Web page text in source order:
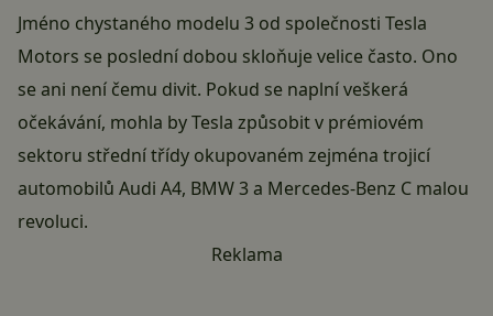
Jméno chystaného modelu 3 od společnosti Tesla
Motors se poslední dobou skloňuje velice často. Ono
se ani není čemu divit. Pokud se naplní veškerá
očekávání, mohla by Tesla způsobit v prémiovém
sektoru střední třídy okupovaném zejména trojicí
automobilů Audi A4, BMW 3 a Mercedes-Benz C malou
revoluci.
Reklama